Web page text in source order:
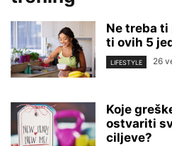
Ne treba
ti ovih 5
LIFESTYLE 26
Koje
ostvariti
ciljeve?